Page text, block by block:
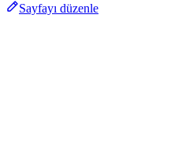
Sayfayı düzenle